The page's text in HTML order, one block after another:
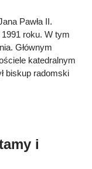
Pawła II.
roku. W tym
Głównym
katedralnym
biskup radomski
i